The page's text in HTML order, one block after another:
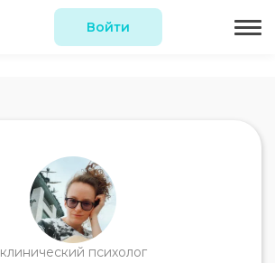
Войти
клинический психолог